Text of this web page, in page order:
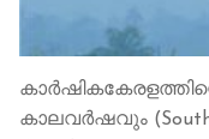
കാലവർഷവും